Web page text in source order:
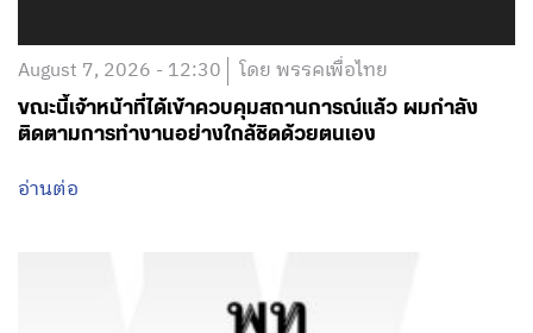
August 7, 2026 - 12:30 โดย พรรคเพื่อไทย
ขณะนี้เจ้าหน้าที่ได้เข้าควบคุมสถานการณ์แล้ว ผมกำลัง
ติดตามการทำงานอย่างใกล้ชิดด้วยตนเอง
อ่านต่อ